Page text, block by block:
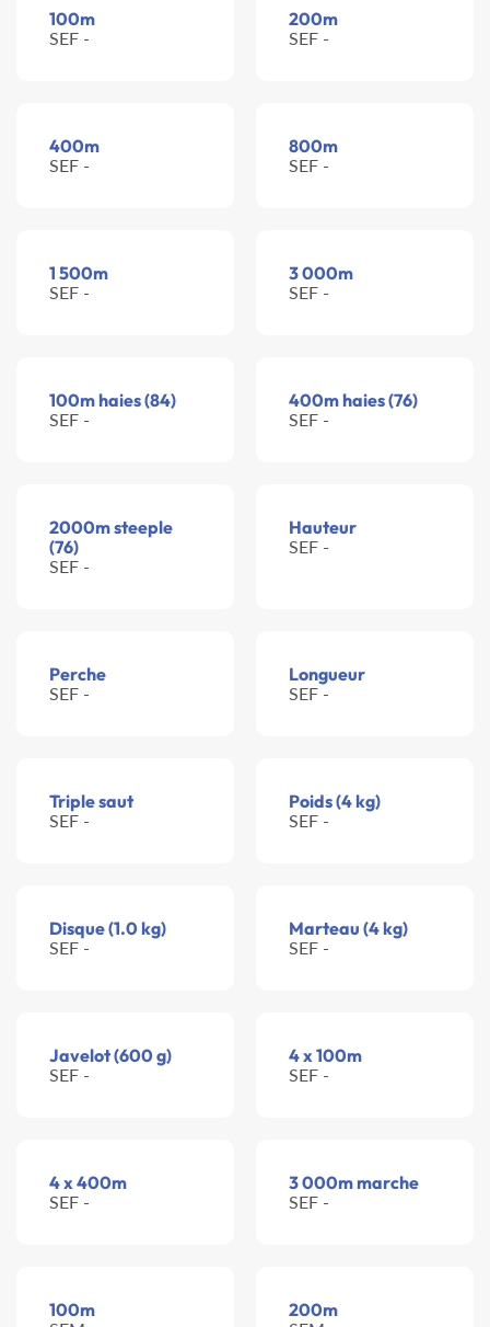
100m
SEF -
200m
SEF -
400m
SEF -
800m
SEF -
1 500m
SEF -
3 000m
SEF -
100m haies (84)
SEF -
400m haies (76)
SEF -
2000m steeple
(76)
SEF -
Hauteur
SEF -
Perche
SEF -
Longueur
SEF -
Triple saut
SEF -
Poids (4 kg)
SEF -
Disque (1.0 kg)
SEF -
Marteau (4 kg)
SEF -
Javelot (600 g)
SEF -
4 x 100m
SEF -
4 x 400m
SEF -
3 000m marche
SEF -
100m 200m